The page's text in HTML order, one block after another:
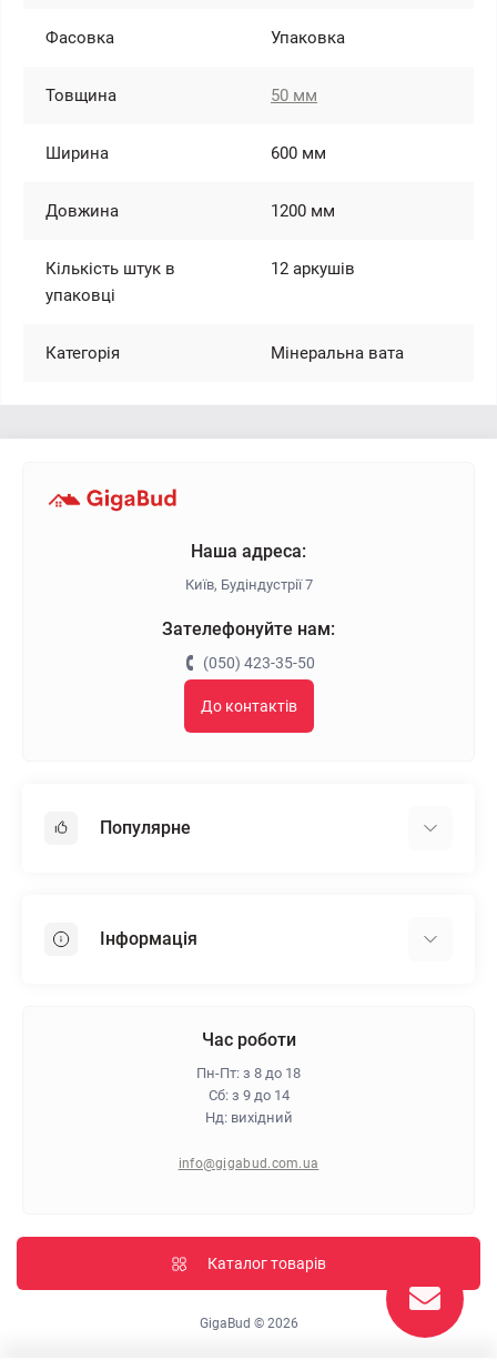
Фасовка Упаковка
Товщина 50 мм
Ширина 600 мм
Довжина 1200 мм
Кількість штук в
упаковці
12 аркушів
Категорія Мінеральна вата
Наша адреса:
Київ, Будіндустрії 7
Зателефонуйте нам:
(050) 423-35-50
До контактів
Популярне
Пінопласт
Інформація
Гарантія та повернення
Політика конфіденційності
Час роботи
Пн-Пт: з 8 до 18
Сб: з 9 до 14
Нд: вихідний
info@gigabud.com.ua
Каталог товарів
GigaBud © 2026